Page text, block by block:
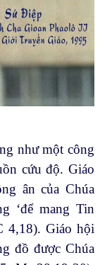
như một công
cứu độ. Giáo
ân của Chúa
‘để mang Tin
4,18). Giáo hội
đồ được Chúa